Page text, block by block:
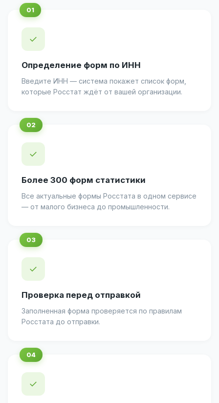
✓
Определение форм по ИНН
Введите ИНН — система покажет список форм,
которые Росстат ждёт от вашей организации.
✓
Более 300 форм статистики
Все актуальные формы Росстата в одном сервисе
— от малого бизнеса до промышленности.
✓
Проверка перед отправкой
Заполненная форма проверяется по правилам
Росстата до отправки.
✓